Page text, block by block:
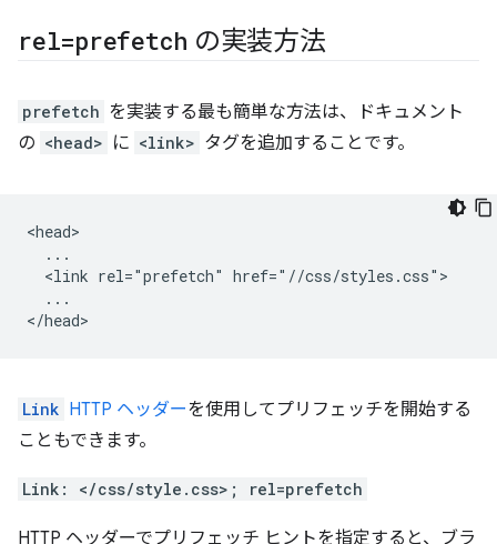
rel=prefetch の実装方法
prefetch を実装する最も簡単な方法は、ドキュメント
の <head> に <link> タグを追加することです。
<head>
  ...
  <link rel="prefetch" href="//css/styles.css">
  ...
Link HTTP ヘッダーを使用してプリフェッチを開始する
こともできます。
Link: </css/style.css>; rel=prefetch
HTTP ヘッダーでプリフェッチ ヒントを指定すると、ブラ